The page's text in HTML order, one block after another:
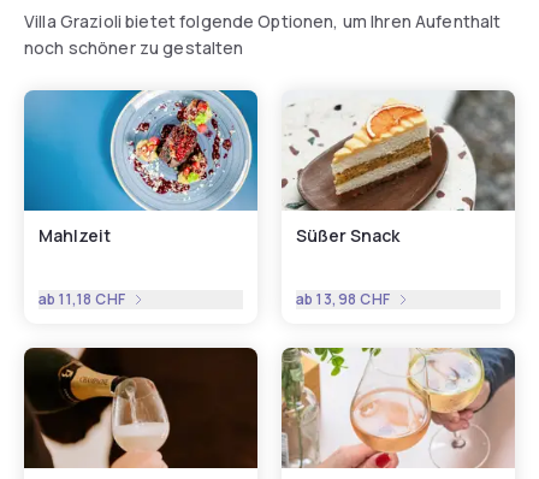
Villa Grazioli bietet folgende Optionen, um Ihren Aufenthalt
noch schöner zu gestalten
Mahlzeit
ab11,18 CHF
Süßer Snack
ab13,98 CHF